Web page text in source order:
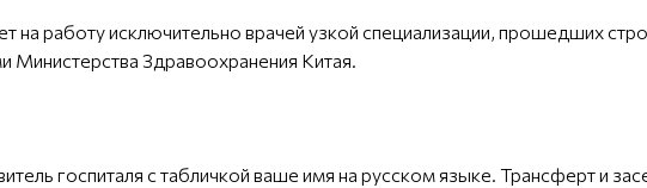
на работу исключительно врачей узкой специализации, прошедших
Здравоохранения Китая.
госпиталя с табличкой ваше имя на русском языке. Трансферт и